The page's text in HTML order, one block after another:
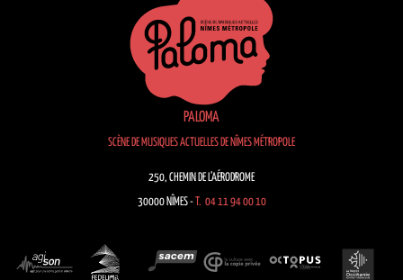
PALOMA
SCÈNE DE MUSIQUES ACTUELLES DE NÎMES MÉTROPOLE
250, CHEMIN DE L’AÉRODROME
30000 NÎMES -T. 04 11 94 00 10